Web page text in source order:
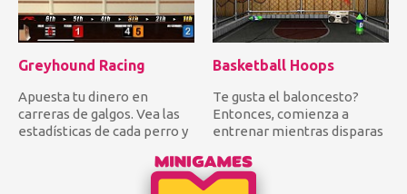
Greyhound Racing
Apuesta tu dinero en
carreras de galgos. Vea las
estadísticas de cada perro y
Basketball Hoops
Te gusta el baloncesto?
Entonces, comienza a
entrenar mientras disparas